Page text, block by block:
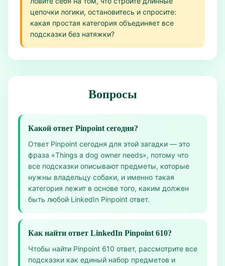
цепочки логики, остановитесь и спросите:
какая простая категория объединяет все
подсказки без натяжки?
Вопросы
Какой ответ Pinpoint сегодня?
Ответ Pinpoint сегодня для этой загадки — это
фраза «Things a dog owner needs», потому что
все подсказки описывают предметы, которые
нужны владельцу собаки, и именно такая
категория лежит в основе того, каким должен
быть любой LinkedIn Pinpoint ответ.
Как найти ответ LinkedIn Pinpoint 610?
Чтобы найти Pinpoint 610 ответ, рассмотрите все
подсказки как единый набор предметов и